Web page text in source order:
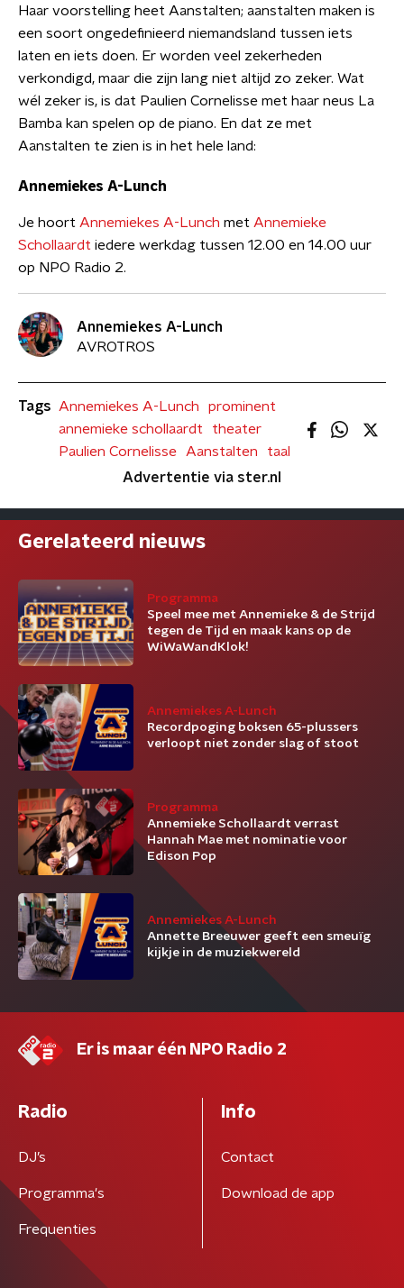
Haar voorstelling heet Aanstalten; aanstalten maken is
een soort ongedefinieerd niemandsland tussen iets
laten en iets doen. Er worden veel zekerheden
verkondigd, maar die zijn lang niet altijd zo zeker. Wat
wél zeker is, is dat Paulien Cornelisse met haar neus La
Bamba kan spelen op de piano. En dat ze met
Aanstalten te zien is in het hele land:
Annemiekes A-Lunch
Je hoort Annemiekes A-Lunch met Annemieke
Schollaardt iedere werkdag tussen 12.00 en 14.00 uur
op NPO Radio 2.
Annemiekes A-Lunch
AVROTROS
Tags Annemiekes A-Lunch
prominent
annemieke schollaardt
theater
Paulien Cornelisse
Aanstalten
taal
Advertentie via ster.nl
Gerelateerd nieuws
Programma
Speel mee met Annemieke & de Strijd
tegen de Tijd en maak kans op de
WiWaWandKlok!
Annemiekes A-Lunch
Recordpoging boksen 65-plussers
verloopt niet zonder slag of stoot
Programma
Annemieke Schollaardt verrast
Hannah Mae met nominatie voor
Edison Pop
Annemiekes A-Lunch
Annette Breeuwer geeft een smeuïg
kijkje in de muziekwereld
Er is maar één NPO Radio 2
Radio
DJ’s
Programma's
Frequenties
Info
Contact
Download de app